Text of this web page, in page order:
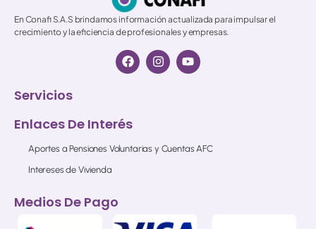
En Conafi S.A.S brindamos información actualizada para impulsar el
crecimiento y la eficiencia de profesionales y empresas.
Servicios
Enlaces De Interés
Aportes a Pensiones Voluntarias y Cuentas AFC
Intereses de Vivienda
Medios De Pago